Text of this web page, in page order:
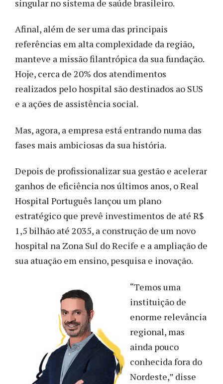
singular no sistema de saúde brasileiro.
Afinal, além de ser uma das principais
referências em alta complexidade da região,
manteve a missão filantrópica da sua fundação.
Hoje, cerca de 20% dos atendimentos
realizados pelo hospital são destinados ao SUS
e a ações de assistência social.
Mas, agora, a empresa está entrando numa das
fases mais ambiciosas da sua história.
Depois de profissionalizar sua gestão e acelerar
ganhos de eficiência nos últimos anos, o Real
Hospital Português lançou um plano
estratégico que prevê investimentos de até R$
1,5 bilhão até 2035, a construção de um novo
hospital na Zona Sul do Recife e a ampliação de
sua atuação em ensino, pesquisa e inovação.
“Temos uma
instituição de
enorme relevância
regional, mas
ainda pouco
conhecida fora do
Nordeste,” disse